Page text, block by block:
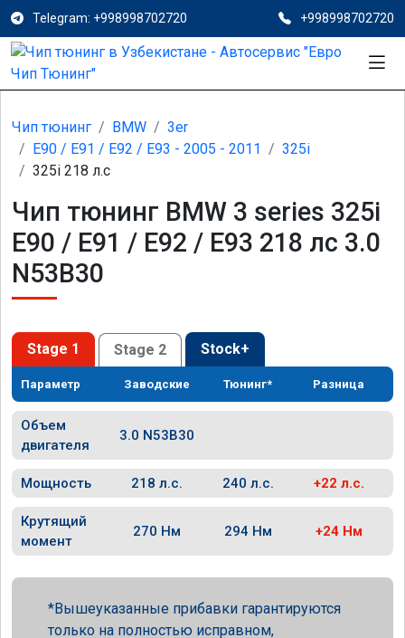
Telegram: +998998702720 +998998702720
Чип тюнинг BMW
3er
E90 / E91 / E92 / E93 - 2005 - 2011
325i
325i 218 л.с
Чип тюнинг BMW 3 series 325i
E90 / E91 / E92 / E93 218 лс 3.0
N53B30
Stage 1 Stage 2 Stock+
Параметр Заводские Тюнинг* Разница
Объем
двигателя
3.0 N53B30
Мощность 218 л.с. 240 л.с. +22 л.с.
Крутящий
момент
270 Нм 294 Нм +24 Нм
Вышеуказанные прибавки гарантируются
только на полностью исправном,